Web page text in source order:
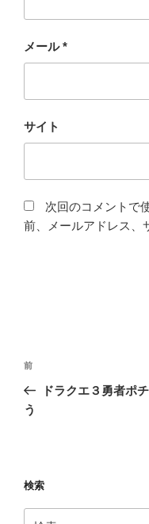
メール*
サイト
次回のコメントで
前、メールアドレス、
投
ナ
シ
ョ
過
去
の
前
ドラクエ３勇者ポ
う
検索